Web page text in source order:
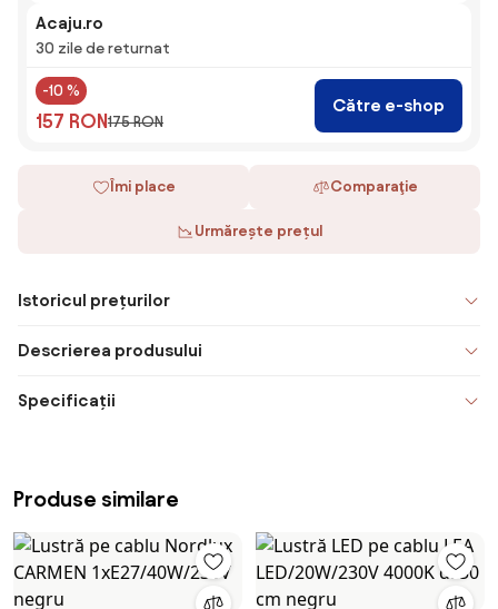
Acaju.ro
30 zile de returnat
-10 %
157 RON175 RON
Către e-shop
Îmi place Comparaţie
Urmărește prețul
Istoricul prețurilor
Descrierea produsului
Specificații
Produse similare